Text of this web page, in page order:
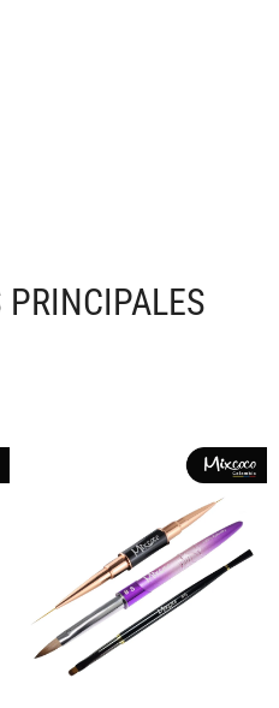
PRINCIPALES